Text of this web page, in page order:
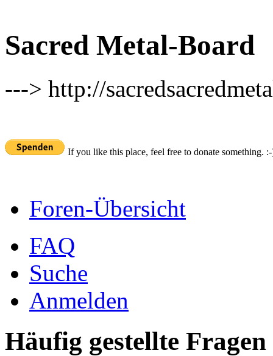
Sacred Metal-Board
---> http://
If you like this place, feel free to donate something.
Foren-Übersicht
FAQ
Suche
Anmelden
Häufig gestellte Fragen